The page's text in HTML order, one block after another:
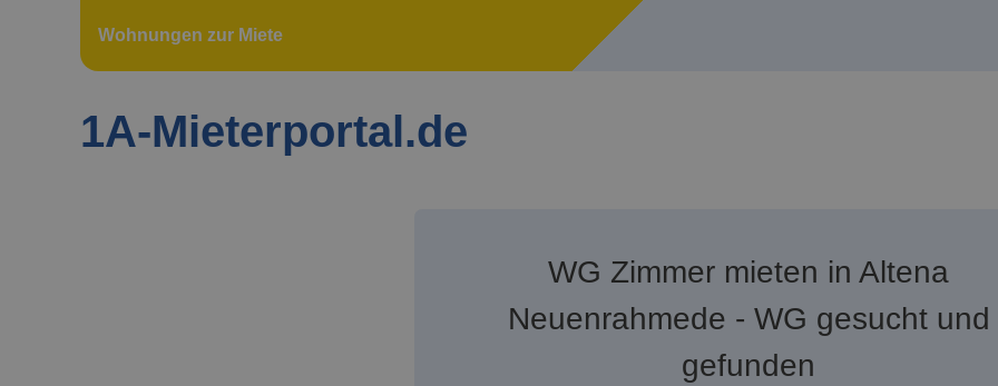
Wohnungen zur Miete
1A-Mieterportal.de
WG Zimmer mieten in Altena
Neuenrahmede - WG gesucht und
gefunden